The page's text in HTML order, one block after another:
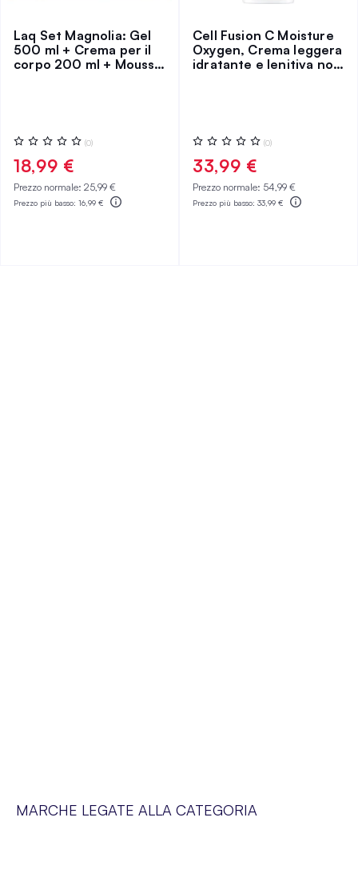
Laq Set Magnolia: Gel
500 ml + Crema per il
corpo 200 ml + Mousse
Valutazione:
0%
(0)
18,99 €
Prezzo normale: 25,99 €
Prezzo più basso: 16,99 €
Cell Fusion C Moisture
Oxygen, Crema leggera
idratante e lenitiva non
Valutazione:
0%
(0)
33,99 €
Prezzo normale: 54,99 €
Prezzo più basso: 33,99 €
MARCHE LEGATE ALLA CATEGORIA